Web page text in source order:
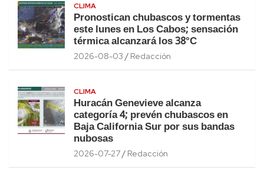
CLIMA
Pronostican chubascos y tormentas
este lunes en Los Cabos; sensación
térmica alcanzará los 38°C
2026-08-03 Redacción
CLIMA
Huracán Genevieve alcanza
categoría 4; prevén chubascos en
Baja California Sur por sus bandas
nubosas
2026-07-27 Redacción